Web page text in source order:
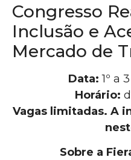
Congresso
Inclusão e
Mercado de
Data: 1º a
Horário:
Vagas limitadas. A
Sobre a